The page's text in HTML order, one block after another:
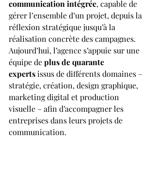
communication intégrée, capable de
gérer l’ensemble d’un projet, depuis la
réflexion stratégique jusqu’à la
réalisation concrète des campagnes.
Aujourd’hui, l’agence s’appuie sur une
équipe de plus de quarante
experts issus de différents domaines –
stratégie, création, design graphique,
marketing digital et production
visuelle – afin d’accompagner les
entreprises dans leurs projets de
communication.